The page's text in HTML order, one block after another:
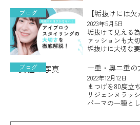
元に似合う素材
らないとお悩み
ブログ
【垢抜けには
イリングの大切
2023年5月5日
垢抜けて見える
ァッションも大
垢抜けに大切な
重要な要素とな
ブロウスタイ
ブログ
一重・奥二重の
ュリフトを受け
2022年12月12日
まつげを80度立
リジェンヌラッ
パーマの一種と
やかで若々しく